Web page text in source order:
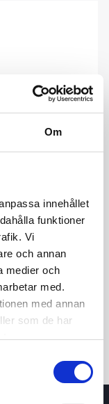
Om
innehållet
funktioner
Vi
och annan
medier och
med.
med annan
som de har
1å 5å